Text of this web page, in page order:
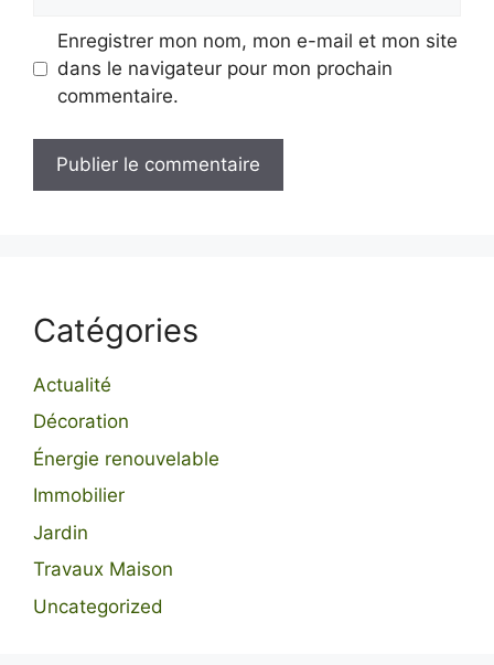
web
Enregistrer mon nom, mon e-mail et mon site
dans le navigateur pour mon prochain
commentaire.
Catégories
Actualité
Décoration
Énergie renouvelable
Immobilier
Jardin
Travaux Maison
Uncategorized